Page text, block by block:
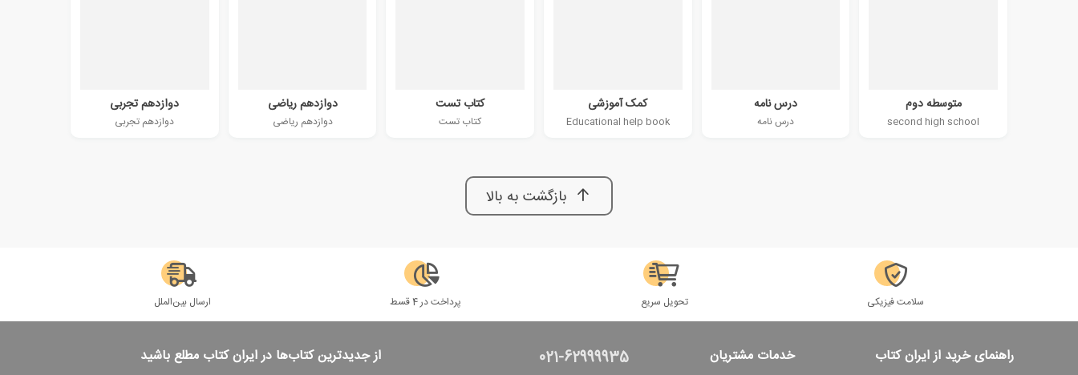
متوسطه دوم
second high school
درس نامه
درس نامه
کمک آموزشی
Educational help book
کتاب تست
کتاب تست
دوازدهم ریاضی
دوازدهم ریاضی
دوازدهم تجربی
دوازدهم تجربی
بازگشت به بالا
سلامت فیزیکی تحویل سریع پرداخت در 4 قسط ارسال بین‌الملل
راهنمای خرید از ایران کتاب خدمات مشتریان 021-62999935 از جدیدترین کتاب‌ها در ایران کتاب مطلع باشید